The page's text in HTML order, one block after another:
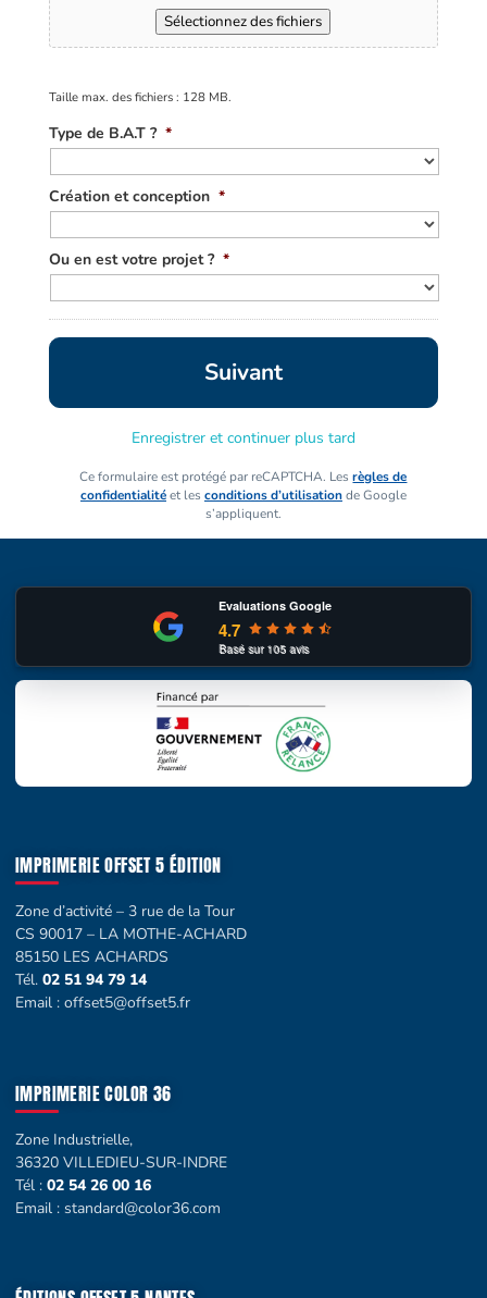
Sélectionnez des fichiers
Taille max. des fichiers : 128 MB.
Type de B.A.T ? *
Création et conception *
Ou en est votre projet ? *
Enregistrer et continuer plus tard
Ce formulaire est protégé par reCAPTCHA. Lesrègles de
confidentialitéet les conditions d’utilisationde Google
s’appliquent.
Evaluations Google
4.7
Basé sur105avis
IMPRIMERIE OFFSET 5 ÉDITION
Zone d’activité – 3 rue de la Tour
CS 90017 – LA MOTHE-ACHARD
85150 LES ACHARDS
Tél. 02 51 94 79 14
Email : offset5@offset5.fr
IMPRIMERIE COLOR 36
Zone Industrielle,
36320 VILLEDIEU-SUR-INDRE
Tél : 02 54 26 00 16
Email : standard@color36.com